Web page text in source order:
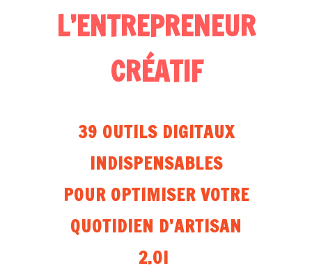
L’ENTREPRENEUR
CRÉATIF
39 OUTILS DIGITAUX
INDISPENSABLES
POUR OPTIMISER VOTRE
QUOTIDIEN D’ARTISAN
2.0!